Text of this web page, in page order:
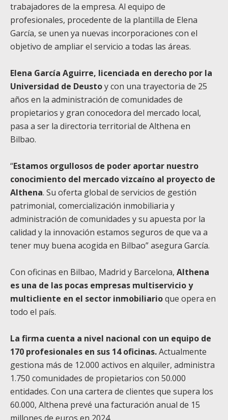
trabajadores de la empresa. Al equipo de
profesionales, procedente de la plantilla de Elena
García, se unen ya nuevas incorporaciones con el
objetivo de ampliar el servicio a todas las áreas.
Elena García Aguirre, licenciada en derecho por la
Universidad de Deustoy con una trayectoria de 25
años en la administración de comunidades de
propietarios y gran conocedora del mercado local,
pasa a ser la directoria territorial de Althena en
Bilbao.
“Estamos orgullosos de poder aportar nuestro
conocimiento del mercado vizcaíno al proyecto de
Althena. Su oferta global de servicios de gestión
patrimonial, comercialización inmobiliaria y
administración de comunidades y su apuesta por la
calidad y la innovación estamos seguros de que va a
tener muy buena acogida en Bilbao” asegura García.
Con oficinas en Bilbao, Madrid y Barcelona, Althena
es una de las pocas empresas multiservicio y
multicliente en el sector inmobiliarioque opera en
todo el país.
La firma cuenta a nivel nacional con un equipo de
170 profesionales en sus 14 oficinas.Actualmente
gestiona más de 12.000 activos en alquiler, administra
1.750 comunidades de propietarios con 50.000
entidades. Con una cartera de clientes que supera los
60.000, Althena prevé una facturación anual de 15